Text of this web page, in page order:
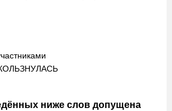
ниже слов допущена